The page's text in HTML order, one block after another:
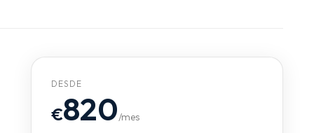
DESDE
€820/mes